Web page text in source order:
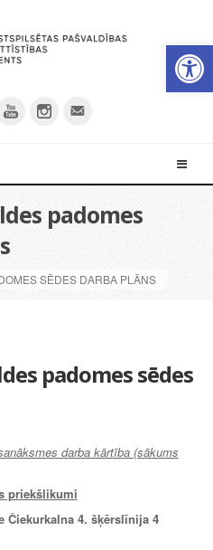
padomes
SĒDES DARBA PLĀNS
padomes sēdes
darba kārtība (sākums
priekšlikumi
Čiekurkalna 4. šķērslīnija 4